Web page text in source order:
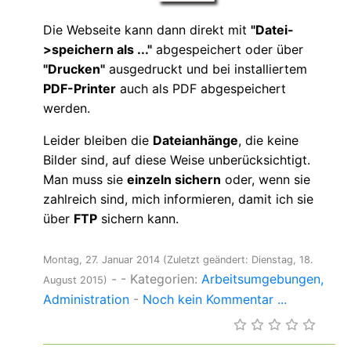
Die Webseite kann dann direkt mit "Datei-
>speichern als ..." abgespeichert oder über
"Drucken" ausgedruckt und bei installiertem
PDF-Printer auch als PDF abgespeichert
werden.
Leider bleiben die Dateianhänge, die keine
Bilder sind, auf diese Weise unberücksichtigt.
Man muss sie einzeln sichern oder, wenn sie
zahlreich sind, mich informieren, damit ich sie
über FTP sichern kann.
Montag, 27. Januar 2014 (Zuletzt geändert: Dienstag, 18.
August 2015) - - Kategorien: Arbeitsumgebungen
Administration - Noch kein Kommentar ...